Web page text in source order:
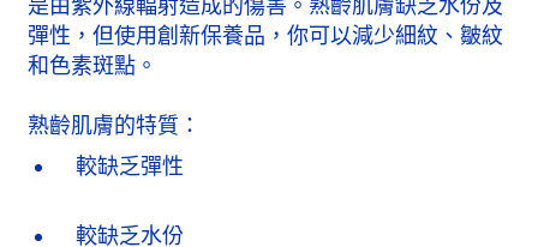
是由紫外線輻射造成的傷害。熟齡肌膚缺乏水份及
彈性，但使用創新保養品，你可以減少細紋、皺紋
和色素斑點。
熟齡肌膚的特質：
較缺乏彈性
較缺乏水份